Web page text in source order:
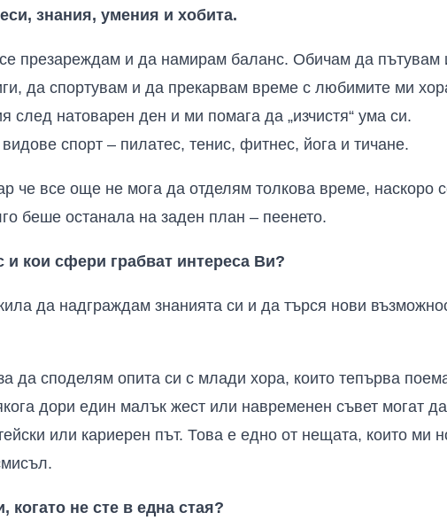
знания, умения и хобита.
презареждам и да намирам баланс. Обичам да пътувам
да спортувам и да прекарвам време с любимите ми
след натоварен ден и ми помага да „изчистя“ ума си.
спорт – пилатес, тенис, фитнес, йога и тичане.
че все още не мога да отделям толкова време, наскоро
беше останала на заден план – пеенето.
кои сфери грабват интереса Ви?
да надграждам знанията си и да търся нови
да споделям опита си с млади хора, които тепърва
дори един малък жест или навременен съвет могат да
или кариерен път. Това е едно от нещата, които ми
когато не сте в една стая?